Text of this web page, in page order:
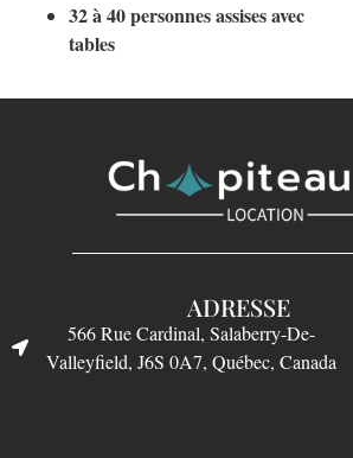
32 à 40 personnes assises avec
tables
ADRESSE
566 Rue Cardinal, Salaberry-De-
Valleyfield, J6S 0A7, Québec, Canada